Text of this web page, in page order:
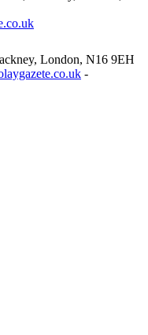
London, N16 9EH
-